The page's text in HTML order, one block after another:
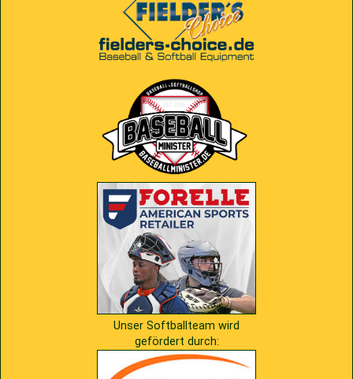
Unser Softballteam wird
gefördert durch: